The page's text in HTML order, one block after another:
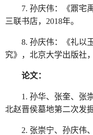
7. 孙庆伟：《鼏宅
三联书店，2018年。
8. 孙庆伟：《礼
究》，北京大学出版社，
论文：
1. 孙华、张奎、
北赵晋侯墓地第二次发
2. 张崇宁、孙庆